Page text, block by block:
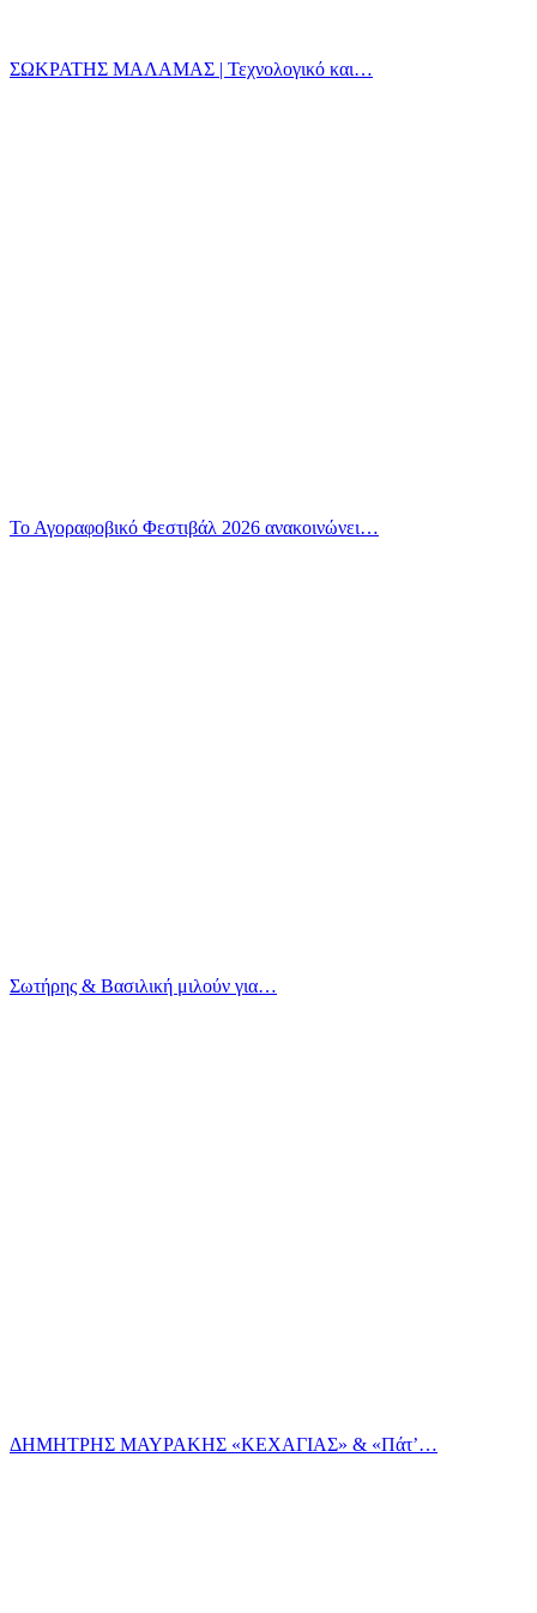
ΣΩΚΡΑΤΗΣ ΜΑΛΑΜΑΣ | Τεχνολογικό και…
Το Αγοραφοβικό Φεστιβάλ 2026 ανακοινώνει…
Σωτήρης & Βασιλική μιλούν για…
ΔΗΜΗΤΡΗΣ ΜΑΥΡΑΚΗΣ «ΚΕΧΑΓΙΑΣ» & «Πάτ’…